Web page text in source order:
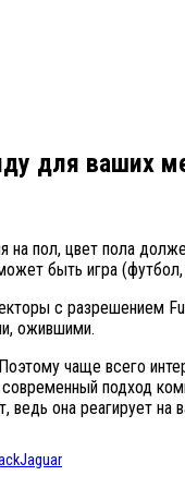
для ваших
на пол, цвет пола
быть игра
с разрешением
ожившими.
чаще всего
современный подход
ведь она реагирует